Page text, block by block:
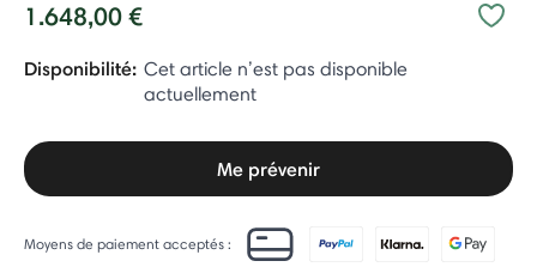
1.648,00 €
Disponibilité: Cet article n’est pas disponible
actuellement
Me prévenir
Moyens de paiement acceptés :